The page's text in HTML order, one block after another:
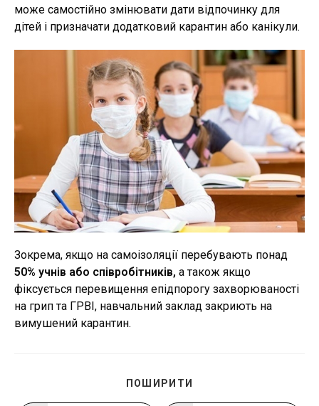
може самостійно змінювати дати відпочинку для
дітей і призначати додатковий карантин або канікули.
Зокрема, якщо на самоізоляції перебувають понад
50% учнів або співробітників, а також якщо
фіксується перевищення епідпорогу захворюваності
на грип та ГРВІ, навчальний заклад закриють на
вимушений карантин.
ПОШИРИТИ